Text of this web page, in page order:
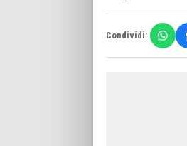
Condividi: